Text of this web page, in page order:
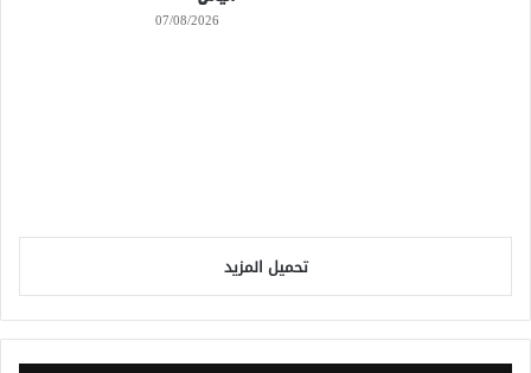
07/08/2026
تحميل المزيد